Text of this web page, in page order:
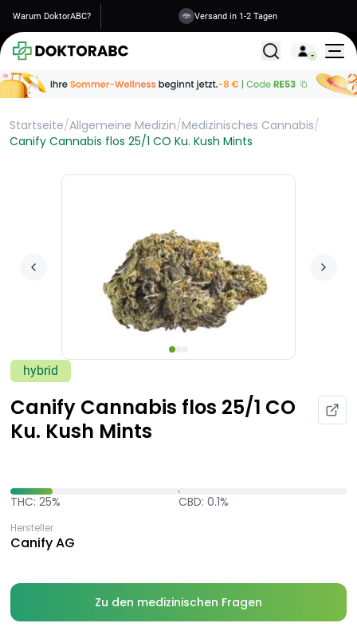
Warum DoktorABC? Versand in 1-2 Tagen
Alle
Startseite/Allgemeine Medizin/Medizinisches Cannabis/
Canify Cannabis flos 25/1 CO Ku. Kush Mints
hybrid
Canify Cannabis flos 25/1 CO
Ku. Kush Mints
THC: 25% CBD: 0.1%
Hersteller
Canify AG
Zu den medizinischen Fragen